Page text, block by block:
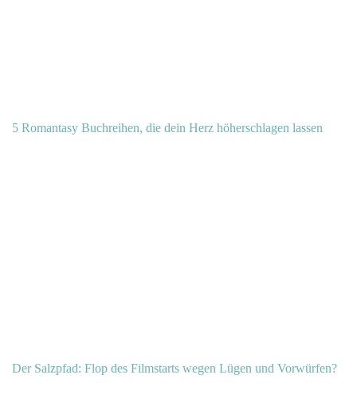
5 Romantasy Buchreihen, die dein Herz höherschlagen lassen
Der Salzpfad: Flop des Filmstarts wegen Lügen und Vorwürfen?